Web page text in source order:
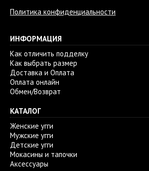
Политика конфиденциальности
ИНФОРМАЦИЯ
Как отличить подделку
Как выбрать размер
Доставка и Оплата
Оплата онлайн
Обмен/Возврат
КАТАЛОГ
Женские угги
Мужские угги
Детские угги
Мокасины и тапочки
Аксессуары